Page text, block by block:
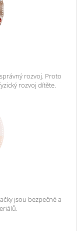
rozvoj. Proto
rozvoj dítěte.
jsou bezpečné a